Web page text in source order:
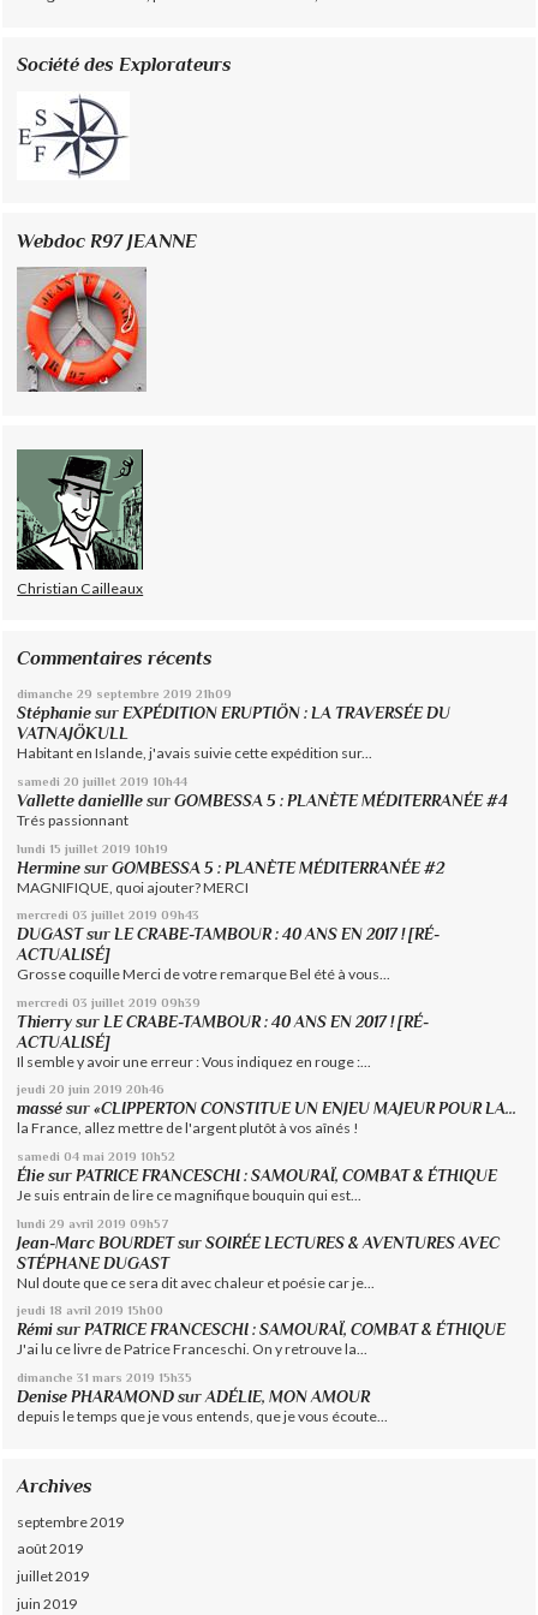
Société des Explorateurs
Webdoc R97 JEANNE
Christian Cailleaux
Commentaires récents
dimanche 29 septembre 2019 21h09
Stéphanie surEXPÉDITION ERUPTIÖN : LA TRAVERSÉE DU
VATNAJÖKULL
Habitant en Islande, j'avais suivie cette expédition sur...
samedi 20 juillet 2019 10h44
Vallette daniellle surGOMBESSA 5 : PLANÈTE MÉDITERRANÉE #4
Trés passionnant
lundi 15 juillet 2019 10h19
Hermine surGOMBESSA 5 : PLANÈTE MÉDITERRANÉE #2
MAGNIFIQUE, quoi ajouter? MERCI
mercredi 03 juillet 2019 09h43
DUGASTsurLE CRABE-TAMBOUR : 40 ANS EN 2017 ! [RÉ-
ACTUALISÉ]
Grosse coquille Merci de votre remarque Bel été à vous...
mercredi 03 juillet 2019 09h39
Thierry sur LE CRABE-TAMBOUR : 40 ANS EN 2017 ! [RÉ-
ACTUALISÉ]
Il semble y avoir une erreur : Vous indiquez en rouge :...
jeudi 20 juin 2019 20h46
massé sur«CLIPPERTON CONSTITUE UN ENJEU MAJEUR POUR LA...
la France, allez mettre de l'argent plutôt à vos aînés !
samedi 04 mai 2019 10h52
Élie surPATRICE FRANCESCHI : SAMOURAÏ, COMBAT & ÉTHIQUE
Je suis entrain de lire ce magnifique bouquin qui est...
lundi 29 avril 2019 09h57
Jean-Marc BOURDETsurSOIRÉE LECTURES & AVENTURES AVEC
STÉPHANE DUGAST
Nul doute que ce sera dit avec chaleur et poésie car je...
jeudi 18 avril 2019 15h00
Rémi surPATRICE FRANCESCHI : SAMOURAÏ, COMBAT & ÉTHIQUE
J'ai lu ce livre de Patrice Franceschi. On y retrouve la...
dimanche 31 mars 2019 15h35
Denise PHARAMOND surADÉLIE, MON AMOUR
depuis le temps que je vous entends, que je vous écoute...
Archives
septembre 2019
août 2019
juillet 2019
juin 2019